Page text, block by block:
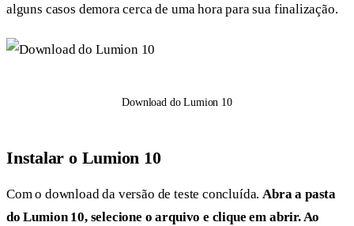
alguns casos demora cerca de uma hora para sua finalização.
Download do Lumion 10
Instalar o Lumion 10
Com o download da versão de teste concluída.Abra a pasta
do Lumion 10, selecione o arquivo e clique em abrir. Ao